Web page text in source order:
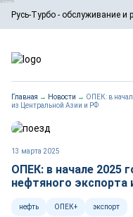
Русь-Турбо - обслуживание и
ООО «Русь-Турбо»
турбин, комплексным
техническим
работают на
металлургических и
Реклама. ООО «Русь-
erid:
Главная → Новости → ОПЕК: в
из Центральной Азии и РФ
13 марта 2025
ОПЕК: в начале 2025
нефтяного экспорта
нефть ОПЕК+ экспорт